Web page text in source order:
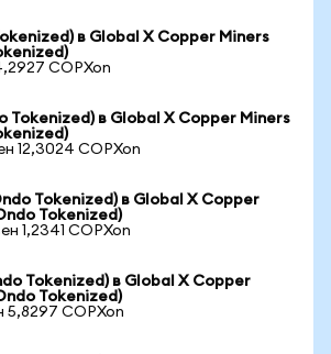
в Global X Copper Miners
COPXon
Tokenized) в Global X Copper Miners
12,3024 COPXon
Tokenized) в Global X Copper
Tokenized)
1,2341 COPXon
Tokenized) в Global X Copper
Tokenized)
5,8297 COPXon